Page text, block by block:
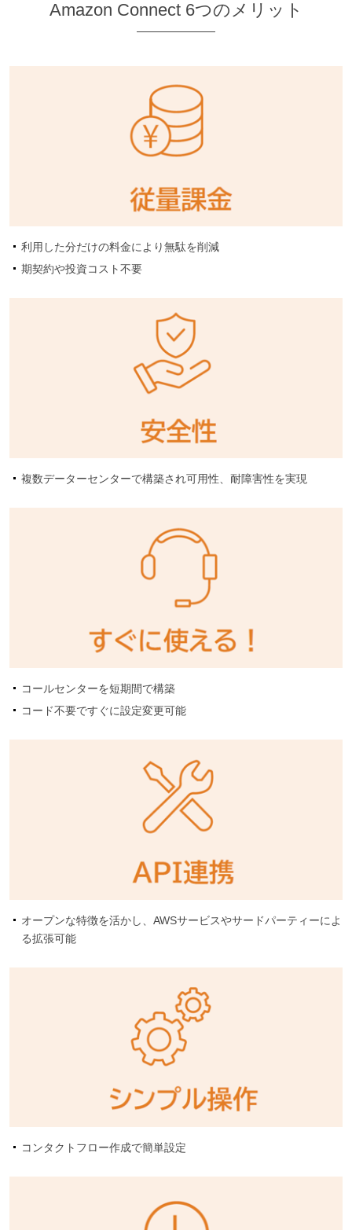
Amazon Connect 6つのメリット
利用した分だけの料金により無駄を削減
期契約や投資コスト不要
複数データーセンターで構築され可用性、耐障害性を実現
コールセンターを短期間で構築
コード不要ですぐに設定変更可能
オープンな特徴を活かし、AWSサービスやサードパーティーによ
る拡張可能
コンタクトフロー作成で簡単設定